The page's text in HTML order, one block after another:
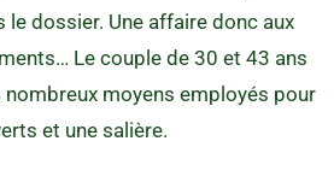
le dossier. Une affaire donc aux
Le couple de 30 et 43 ans
nombreux moyens employés pour
et une salière.